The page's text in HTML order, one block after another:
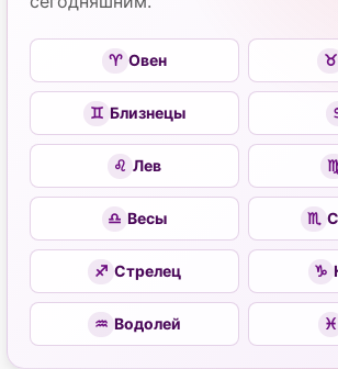
♈ Овен ♉
♊ Близнецы
♌ Лев
♎ Весы ♏
♐ Стрелец ♑
♒ Водолей ♓